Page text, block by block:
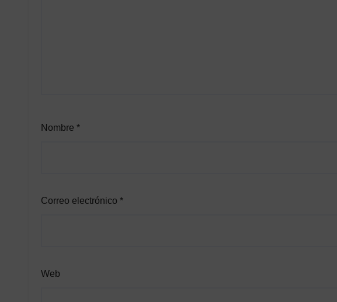
Nombre *
Correo electrónico *
Web